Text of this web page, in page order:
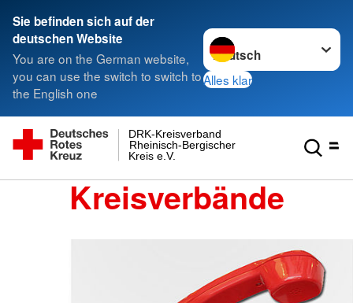
Sie befinden sich auf der
deutschen Website
You are on the German website,
you can use the switch to switch to
the English one
Sprache wechseln zu
Alles klar
Kreis e.V.
Rheinisch-Bergischer
DRK-Kreisverband
Kreisverbände